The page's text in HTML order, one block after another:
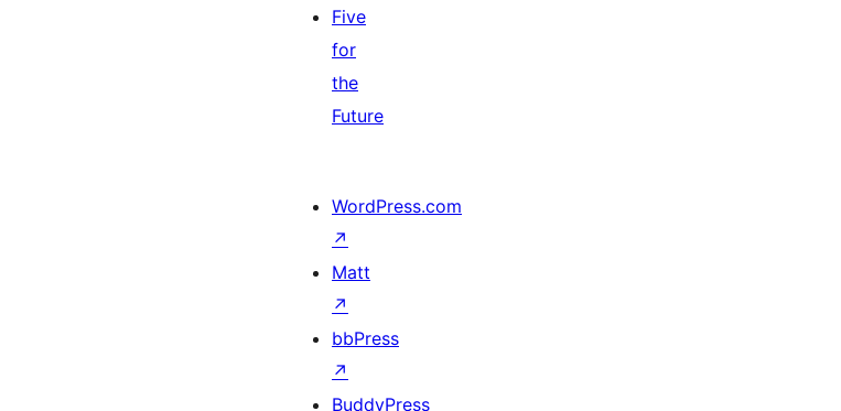
Five
for
the
Future
WordPress.com
↗
Matt
↗
bbPress
↗
BuddyPress